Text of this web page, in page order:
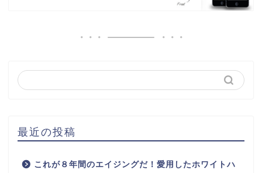
最近の投稿
これが８年間のエイジングだ！愛用したホワイトハ